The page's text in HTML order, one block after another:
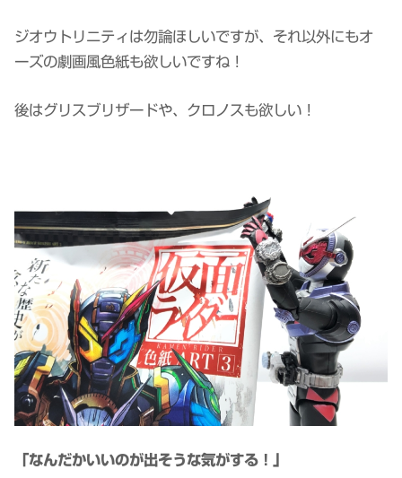
ジオウトリニティは勿論ほしいですが、それ以外にもオ
ーズの劇画風色紙も欲しいですね！
後はグリスブリザードや、クロノスも欲しい！
「なんだかいいのが出そうな気がする！」